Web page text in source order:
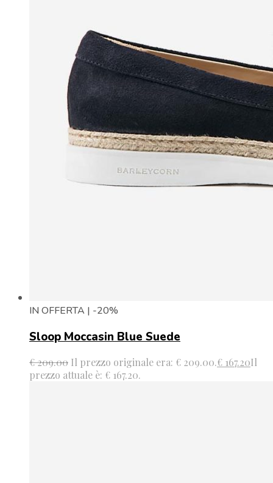
IN OFFERTA | -20%
Sloop Moccasin Blue Suede
€209.00 Il prezzo originale era: € 209.00.€ 167.20Il
prezzo attuale è: € 167.20.